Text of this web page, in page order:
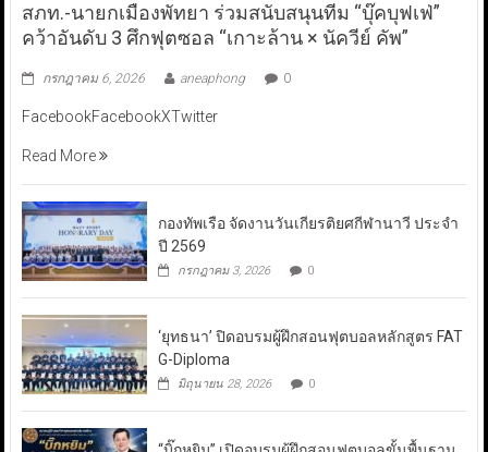
สภท.-นายกเมืองพัทยา ร่วมสนับสนุนทีม “บุ๊คบุฟเฟ่”
คว้าอันดับ 3 ศึกฟุตซอล “เกาะล้าน × นัควีย์ คัพ”
กรกฎาคม 6, 2026 aneaphong 0
FacebookFacebookXTwitter
Read More
กองทัพเรือ จัดงานวันเกียรติยศกีฬานาวี ประจำ
ปี 2569
กรกฎาคม 3, 2026 0
‘ยุทธนา’ ปิดอบรมผู้ฝึกสอนฟุตบอลหลักสูตร FAT
G-Diploma
มิถุนายน 28, 2026 0